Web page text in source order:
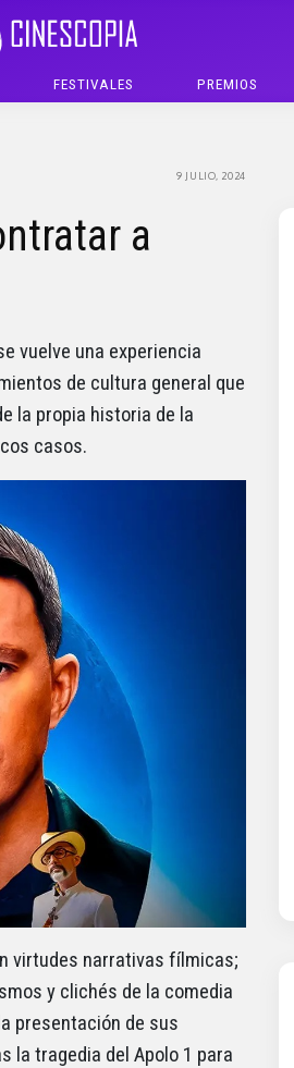
FESTIVALES PREMIOS
9 JULIO, 2024
a
vuelve una experiencia
de cultura general que
la propia historia de la
casos.
virtudes narrativas fílmicas;
y clichés de la comedia
presentación de sus
la tragedia del Apolo 1 para